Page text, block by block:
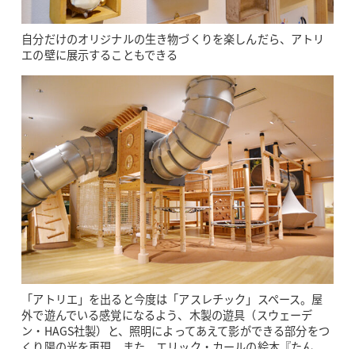
自分だけのオリジナルの生き物づくりを楽しんだら、アトリ
エの壁に展示することもできる
「アトリエ」を出ると今度は「アスレチック」スペース。屋
外で遊んでいる感覚になるよう、木製の遊具（スウェーデ
ン・HAGS社製）と、照明によってあえて影ができる部分をつ